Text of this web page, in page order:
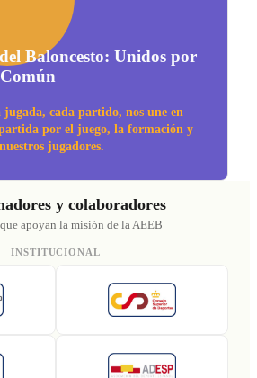
Baloncesto: Unidos por
jugada, cada partido, nos une en
por el juego, la formación y
jugadores.
y colaboradores
apoyan la misión de la AEEB
INSTITUCIONAL